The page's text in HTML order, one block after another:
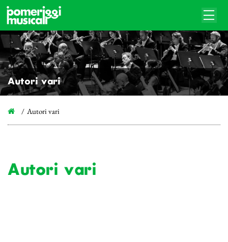
Autori vari
Autori vari
Autori vari